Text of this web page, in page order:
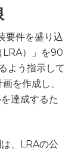
要件を盛り込
LRA）」を90
よう指示して
を作成し、
達成するた
、LRAの公